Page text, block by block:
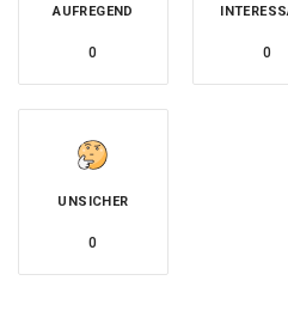
AUFREGEND
0 0
UNSICHER
0